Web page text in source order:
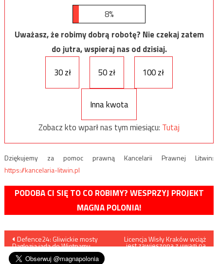
8%
Uważasz, że robimy dobrą robotę? Nie czekaj zatem
do jutra, wspieraj nas od dzisiaj.
30 zł
50 zł 100 zł
Inna kwota
Zobacz kto wparł nas tym miesiącu: Tutaj
Dziękujemy za pomoc prawną Kancelarii Prawnej Litwin:
https://kancelaria-litwin.pl
PODOBA CI SIĘ TO CO ROBIMY? WESPRZYJ PROJEKT
MAGNA POLONIA!
Nawigacja
wpisu
Defence24: Gliwickie mosty
Daglezja jadą do Wietnamu
Licencja Wisły Kraków wciąż
jest zawieszona z uwagi na